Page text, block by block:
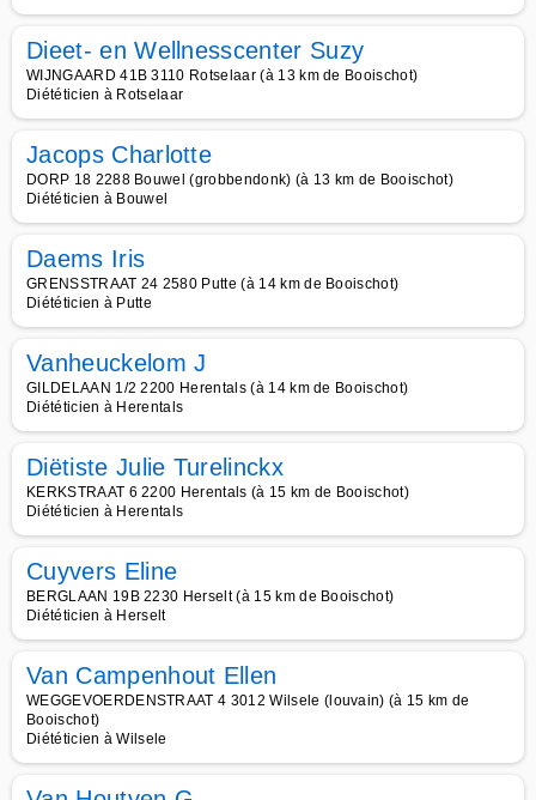
Dieet- en Wellnesscenter Suzy
WIJNGAARD 41B 3110 Rotselaar (à 13 km de Booischot)
Diététicien à Rotselaar
Jacops Charlotte
DORP 18 2288 Bouwel (grobbendonk) (à 13 km de Booischot)
Diététicien à Bouwel
Daems Iris
GRENSSTRAAT 24 2580 Putte (à 14 km de Booischot)
Diététicien à Putte
Vanheuckelom J
GILDELAAN 1/2 2200 Herentals (à 14 km de Booischot)
Diététicien à Herentals
Diëtiste Julie Turelinckx
KERKSTRAAT 6 2200 Herentals (à 15 km de Booischot)
Diététicien à Herentals
Cuyvers Eline
BERGLAAN 19B 2230 Herselt (à 15 km de Booischot)
Diététicien à Herselt
Van Campenhout Ellen
WEGGEVOERDENSTRAAT 4 3012 Wilsele (louvain) (à 15 km de
Booischot)
Diététicien à Wilsele